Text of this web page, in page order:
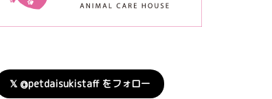
𝕏 @petdaisukistaff をフォロー